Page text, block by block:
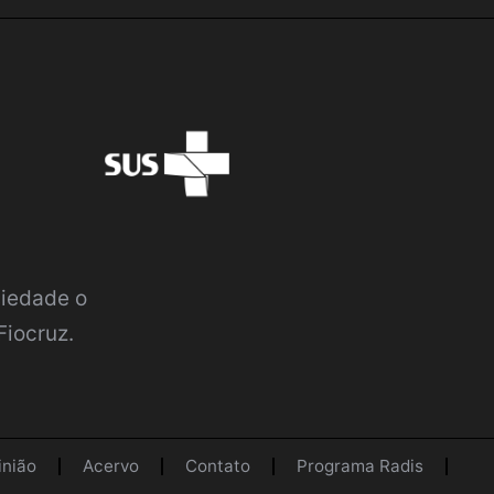
o
Acervo Contato Programa Radis